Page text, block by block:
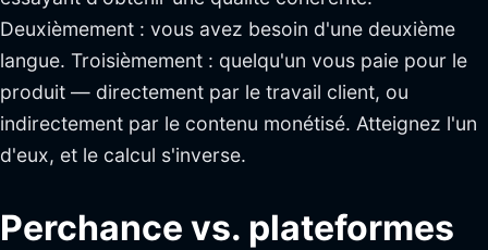
Deuxièmement : vous avez besoin d'une deuxième
langue. Troisièmement : quelqu'un vous paie pour le
produit — directement par le travail client, ou
indirectement par le contenu monétisé. Atteignez l'un
d'eux, et le calcul s'inverse.
Perchance vs. plateformes